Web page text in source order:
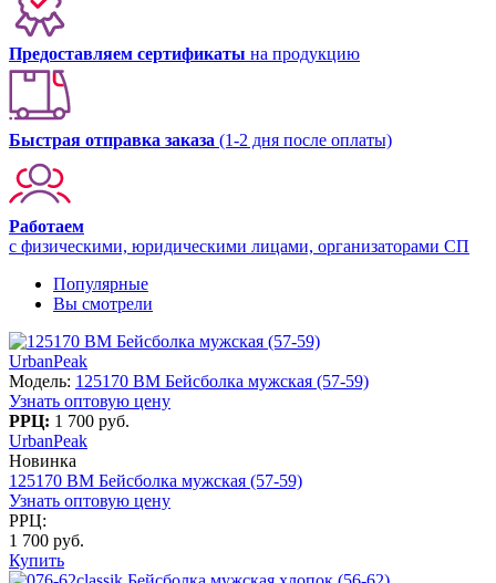
Предоставляем сертификаты на продукцию
Быстрая отправка заказа (1-2 дня после оплаты)
Работаем
с физическими, юридическими лицами, организаторами СП
Популярные
Вы смотрели
UrbanPeak
Модель: 125170 BM Бейсболка мужская (57-59)
Узнать оптовую цену
РРЦ: 1 700 руб.
UrbanPeak
Новинка
125170 BM Бейсболка мужская (57-59)
Узнать оптовую цену
РРЦ:
1 700 руб.
Купить